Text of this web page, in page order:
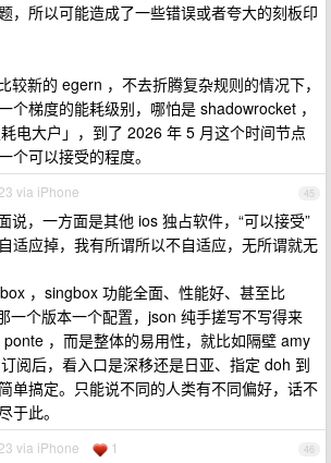
，所以可能造成了一些错误或者夸大的刻板印
较新的 egern ，不去折腾复杂规则的情况下，
个梯度的能耗级别，哪怕是 shadowrocket ，
电大户」，到了 2026 年 5 月这个时间节点
个可以接受的程度。
45
via iPhone
说，一方面是其他 ios 独占软件，“可以接受”
适应掉，我有所谓所以不自适应，无所谓就无
，singbox 功能全面、性能好、甚至比
一个版本一个配置，json 纯手搓写不写得来
，而是整体的易用性，就比如隔壁 amy
阅后，看入口是深移还是日亚、指定 doh 到
单搞定。只能说不同的人类有不同偏好，话不
于此。
46
via iPhone 1